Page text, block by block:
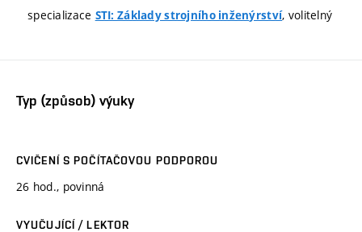
specializace STI: Základy strojního inženýrství, volitelný
Typ (způsob) výuky
CVIČENÍ S POČÍTAČOVOU PODPOROU
26 hod., povinná
VYUČUJÍCÍ / LEKTOR